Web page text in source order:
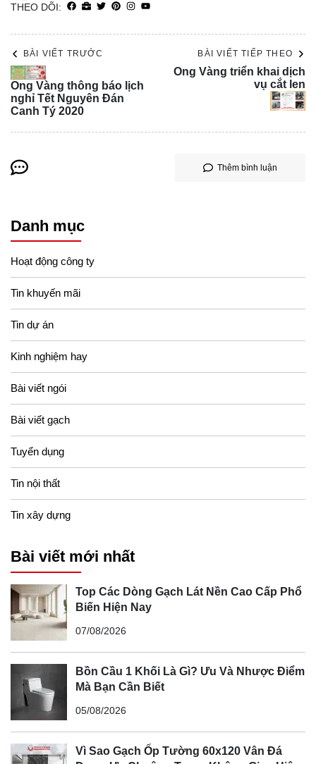
THEO DÕI:
BÀI VIẾT TRƯỚC
Ong Vàng thông báo lịch
nghỉ Tết Nguyên Đán
Canh Tý 2020
BÀI VIẾT TIẾP THEO
Ong Vàng triển khai dịch
vụ cắt len
Thêm bình luận
Danh mục
Hoạt động công ty
Tin khuyến mãi
Tin dự án
Kinh nghiệm hay
Bài viết ngói
Bài viết gạch
Tuyển dụng
Tin nội thất
Tin xây dựng
Bài viết mới nhất
Top Các Dòng Gạch Lát Nền Cao Cấp Phổ
Biến Hiện Nay
07/08/2026
Bồn Cầu 1 Khối Là Gì? Ưu Và Nhược Điểm
Mà Bạn Cần Biết
05/08/2026
Vì Sao Gạch Ốp Tường 60x120 Vân Đá